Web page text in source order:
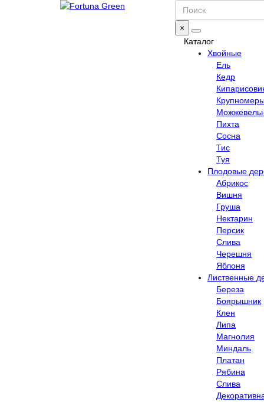
×
Каталог
Хвойные
Ель
Кедр
Пихта
Сосна
Тис
Туя
Плодовые
Абрикос
Вишня
Груша
Нектарин
Персик
Слива
Черешня
Яблоня
Лиственные
Береза
Боярышник
Клен
Липа
Магнолия
Миндаль
Платан
Рябина
Слива